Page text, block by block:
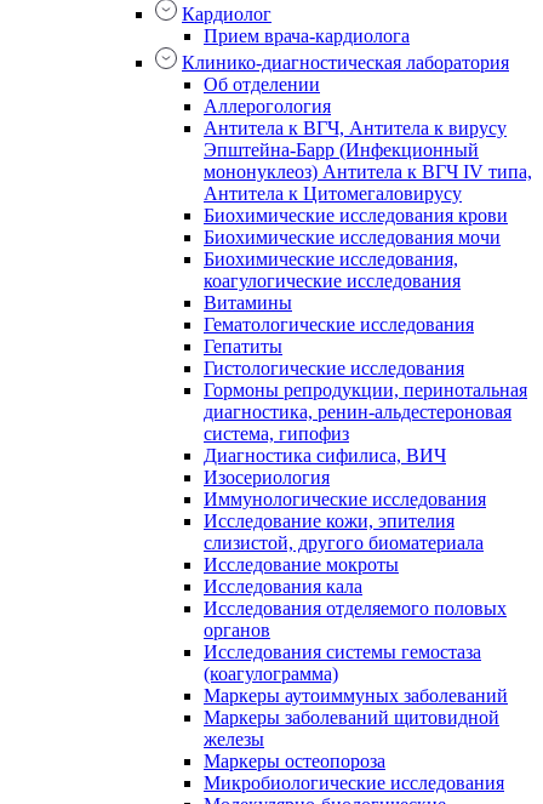
Кардиолог
Прием врача-кардиолога
Клинико-диагностическая лаборатория
Об отделении
Аллерогология
Антитела к ВГЧ, Антитела к вирусу
Эпштейна-Барр (Инфекционный
мононуклеоз) Антитела к ВГЧ IV типа,
Антитела к Цитомегаловирусу
Биохимические исследования крови
Биохимические исследования мочи
Биохимические исследования,
коагулогические исследования
Витамины
Гематологические исследования
Гепатиты
Гистологические исследования
Гормоны репродукции, перинотальная
диагностика, ренин-альдестероновая
система, гипофиз
Диагностика сифилиса, ВИЧ
Изосериология
Иммунологические исследования
Исследование кожи, эпителия
слизистой, другого биоматериала
Исследование мокроты
Исследования кала
Исследования отделяемого половых
органов
Исследования системы гемостаза
(коагулограмма)
Маркеры аутоиммуных заболеваний
Маркеры заболеваний щитовидной
железы
Маркеры остеопороза
Микробиологические исследования